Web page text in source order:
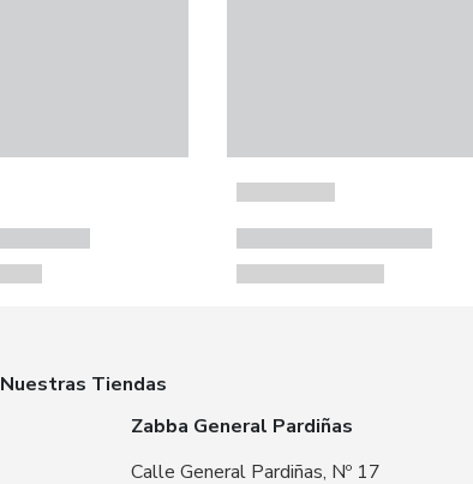
Nuestras Tiendas
Zabba General Pardiñas
Calle General Pardiñas, Nº 17